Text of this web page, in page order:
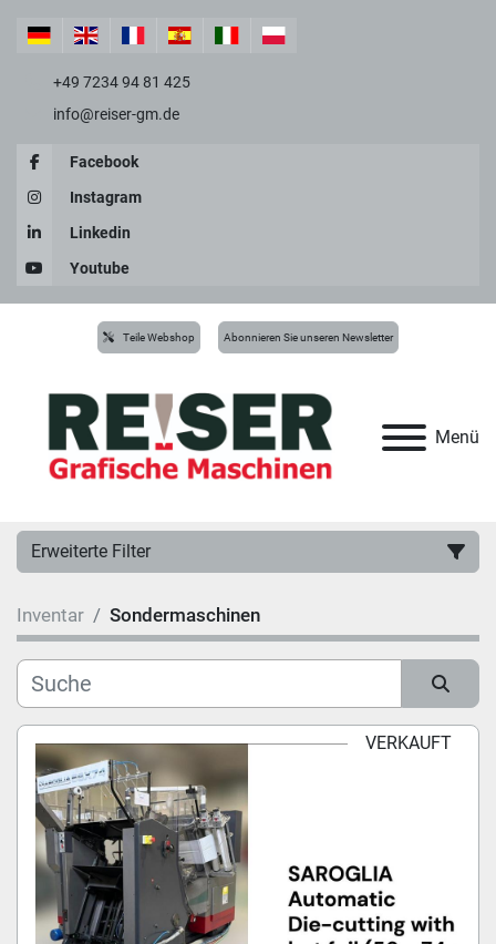
+49 7234 94 81 425
info@reiser-gm.de
Facebook
Instagram
Linkedin
Youtube
Menü
Teile Webshop Abonnieren Sie unseren Newsletter
Erweiterte Filter
Hersteller
Kategorie
Modell
Zustand
Inventar Sondermaschinen
Sortieren nach VERKAUFT